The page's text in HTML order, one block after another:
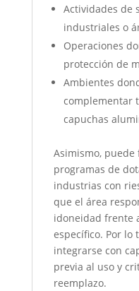
Actividades de
industriales o
Operaciones
protección de
Ambientes
complementar
capuchas
Asimismo,
programas de
industrias con
que el área
idoneidad frente
específico. Por lo
integrarse con
previa al uso y
reemplazo.